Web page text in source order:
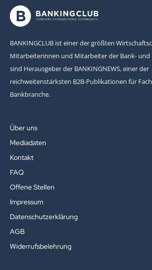
BANKINGCLUB ist einer der größten
Mitarbeiterinnen und Mitarbeiter der Bank- und
sind Herausgeber der BANKINGNEWS, einer der
reichweitenstärksten B2B-Publikationen für
Bankbranche.
Über uns
Mediadaten
Kontakt
FAQ
Offene Stellen
Impressum
Datenschutzerklärung
AGB
Widerrufsbelehrung